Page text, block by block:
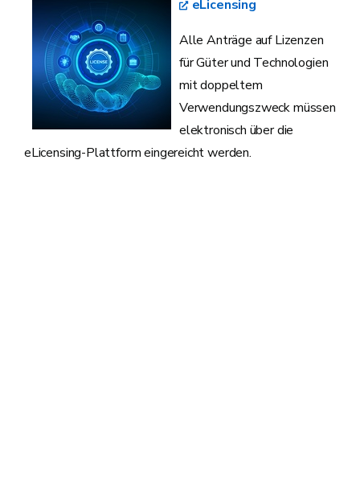
eLicensing
Alle Anträge auf Lizenzen
für Güter und Technologien
mit doppeltem
Verwendungszweck müssen
elektronisch über die
eLicensing-Plattform eingereicht werden.